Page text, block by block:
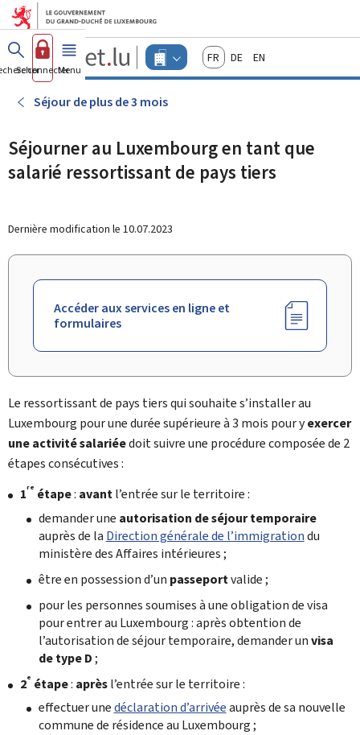
Aller au menu principal
Aller au contenu
Guichet.lu
Changer
d'espace
Menu
actif
FrançaisDeutschEnglish
Se connecterMenu principal
Séjour de plus de 3 mois
Séjourner au Luxembourg en tant que
salarié ressortissant de pays tiers
Dernière modification le 10.07.2023
Accéder aux services en ligne et
formulaires
Le ressortissant de pays tiers qui souhaite s’installer au
Luxembourg pour une durée supérieure à 3 mois pour yexercer
une activité salariéedoit suivre une procédure composée de 2
étapes consécutives :
1re étape: avantl’entrée sur le territoire :
demander une autorisation de séjour temporaire
auprès de la Direction générale de l’immigrationdu
ministère des Affaires intérieures ;
être en possession d’un passeportvalide ;
pour les personnes soumises à une obligation de visa
pour entrer au Luxembourg : après obtention de
l’autorisation de séjour temporaire, demander unvisa
de type D;
2e étape: aprèsl’entrée sur le territoire :
effectuer unedéclaration d’arrivéeauprès de sa nouvelle
commune de résidence au Luxembourg ;